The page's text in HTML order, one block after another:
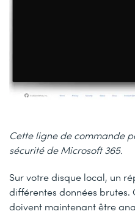
Cette ligne de commande
sécurité de Microsoft 365.
Sur votre disque local, un
différentes données brutes.
doivent maintenant être